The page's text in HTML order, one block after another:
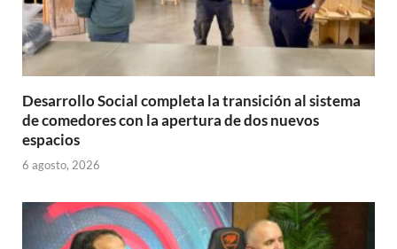
Desarrollo Social completa la transición al sistema
de comedores con la apertura de dos nuevos
espacios
6 agosto, 2026